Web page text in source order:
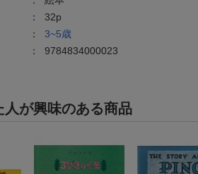
： 32p
： 3~5歳
： 9784834000023
人が興味のある商品